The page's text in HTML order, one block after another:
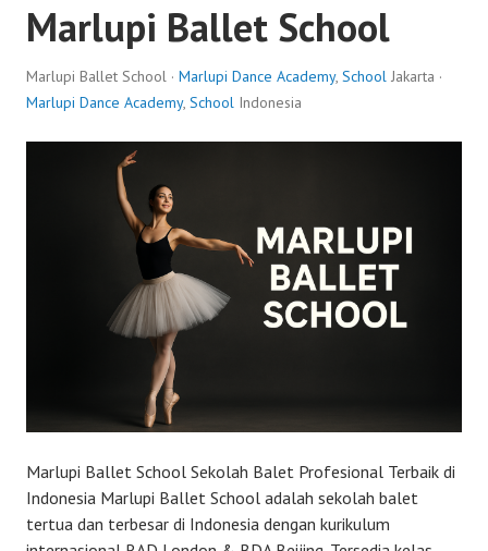
Marlupi Ballet School
Marlupi Ballet School · Marlupi Dance Academy, School Jakarta ·
Marlupi Dance Academy, School Indonesia
Marlupi Ballet School Sekolah Balet Profesional Terbaik di
Indonesia Marlupi Ballet School adalah sekolah balet
tertua dan terbesar di Indonesia dengan kurikulum